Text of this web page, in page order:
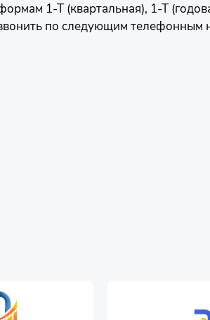
1-Т (квартальная), 1-Т
по следующим телефонным